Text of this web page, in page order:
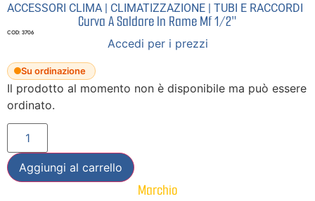
ACCESSORI CLIMA | CLIMATIZZAZIONE | TUBI E RACCORDI
Curva A Saldare In Rame Mf 1/2″
COD: 3706
Accedi per i prezzi
Su ordinazione
Il prodotto al momento non è disponibile ma può essere
ordinato.
Aggiungi al carrello
Marchio